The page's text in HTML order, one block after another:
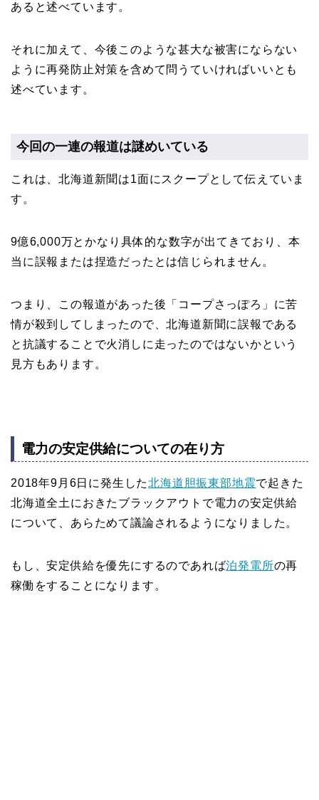
あると述べています。
それに加えて、今後このような甚大な被害にならない
ように再発防止対策を含めて問うていければいいとも
述べています。
今回の一連の報道は謎めいている
これは、北海道新聞は1面にスクープとして伝えていま
す。
9億6,000万とかなり具体的な数字が出てきており、本
当に誤報または捏造だったとは信じられません。
つまり、この報道があった後「コープさっぽろ」に苦
情が殺到してしまったので、北海道新聞に誤報である
と抗議することで火消しに走ったのではないかという
見方もあります。
電力の安定供給についての在り方
2018年9月6日に発生した北海道胆振東部地震で起きた
北海道全土におきたブラックアウトで電力の安定供給
について、あらためて議論されるようになりました。
もし、安定供給を優先にするのであれば泊発電所の再
稼働をすることになります。